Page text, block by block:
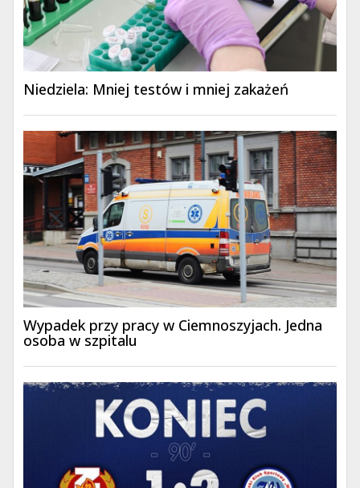
Niedziela: Mniej testów i mniej zakażeń
Wypadek przy pracy w Ciemnoszyjach. Jedna
osoba w szpitalu